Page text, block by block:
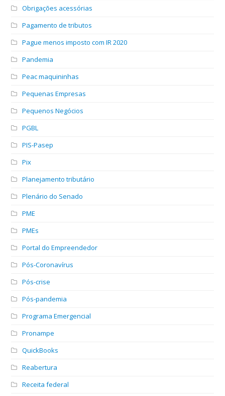
Obrigações acessórias
Pagamento de tributos
Pague menos imposto com IR 2020
Pandemia
Peac maquininhas
Pequenas Empresas
Pequenos Negócios
PGBL
PIS-Pasep
Pix
Planejamento tributário
Plenário do Senado
PME
PMEs
Portal do Empreendedor
Pós-Coronavírus
Pós-crise
Pós-pandemia
Programa Emergencial
Pronampe
QuickBooks
Reabertura
Receita federal